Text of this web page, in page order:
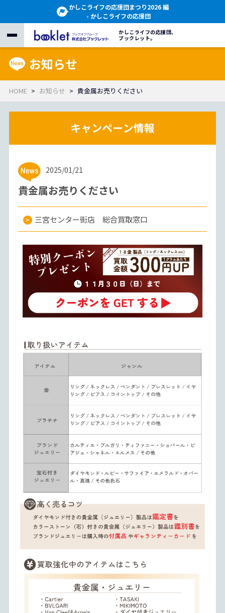
かしこライフの応援団まつり2026 編
- かしこライフの応援団
かしこライフの応援団、
ブックレット。
お知らせ
HOME お知らせ 貴金属お売りください
2025/01/21
貴金属お売りください
三宮センター街店 総合買取窓口